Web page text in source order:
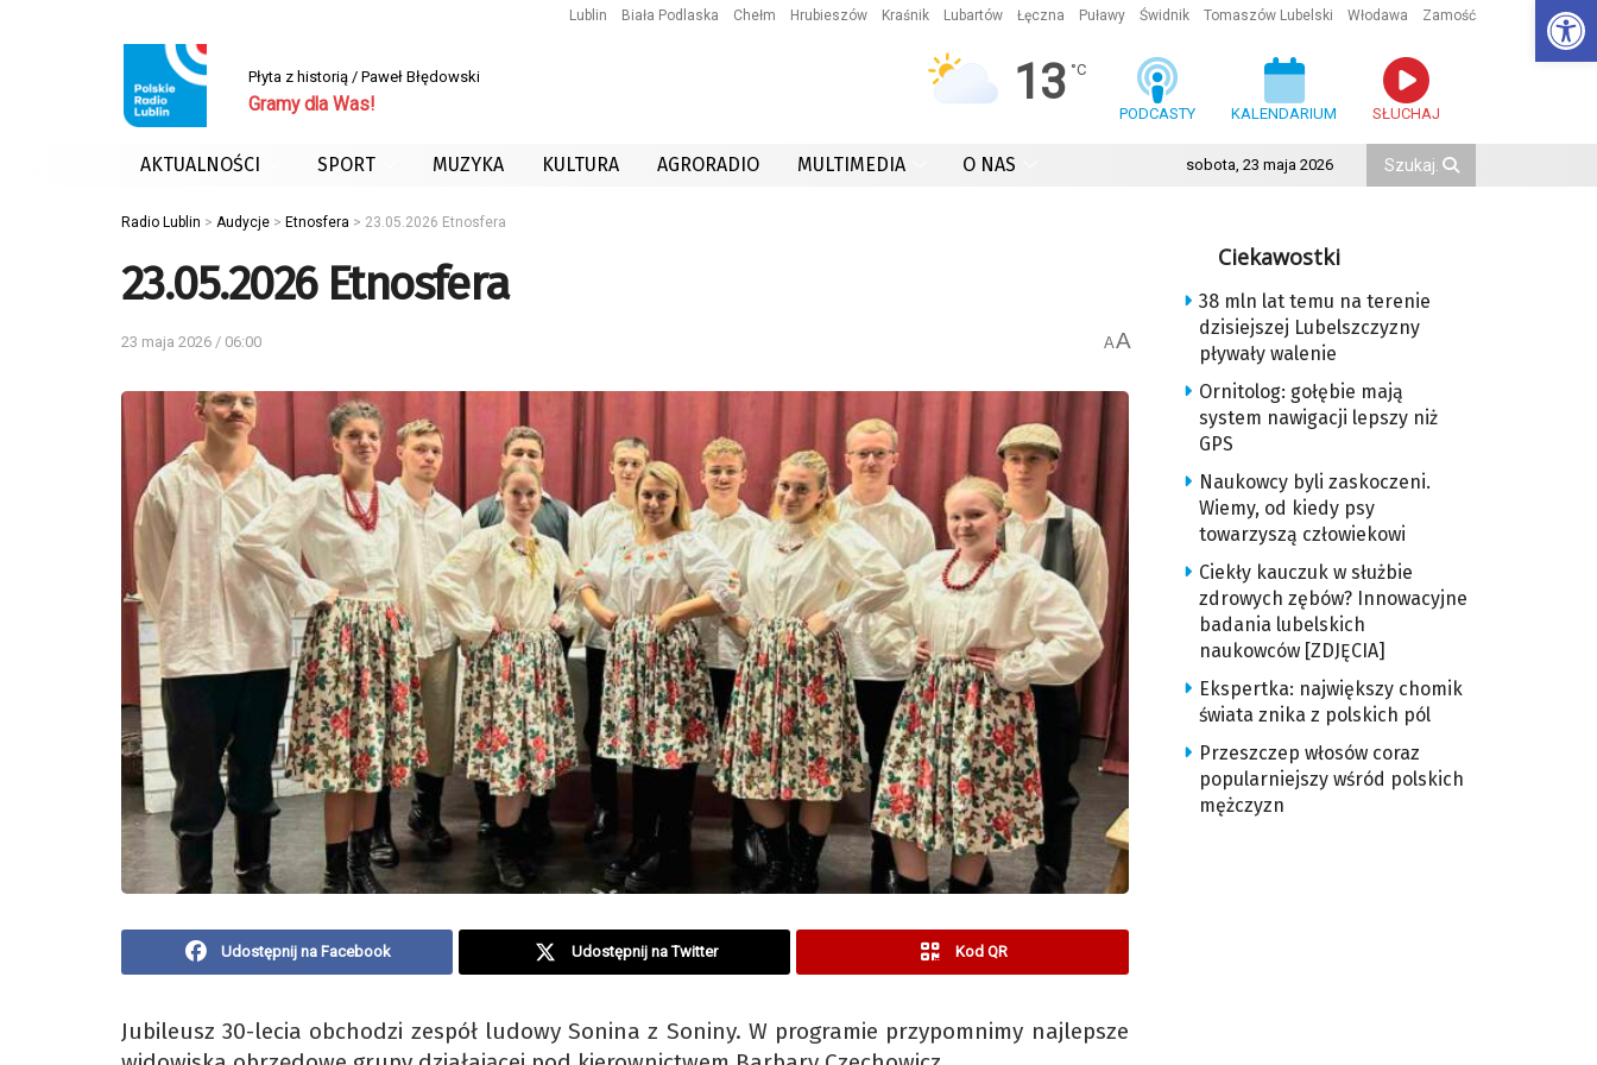
Lublin Biała Podlaska Chełm Hrubieszów Kraśnik Lubartów Łęczna Puławy Świdnik Tomaszów Lubelski Włodawa Zamość
Płyta z historią / Paweł Błędowski
Gramy dla Was! 13 °C
PODCASTY KALENDARIUM SŁUCHAJ
AKTUALNOŚCI SPORT MUZYKA KULTURA AGRORADIO MULTIMEDIA O NAS sobota, 23 maja 2026
Radio Lublin > Audycje > Etnosfera > 23.05.2026 Etnosfera
23.05.2026 Etnosfera
23 maja 2026 / 06:00 AA
Udostępnij na Facebook Udostępnij na Twitter Kod QR
Jubileusz 30-lecia obchodzi zespół ludowy Sonina z Soniny. W programie przypomnimy najlepsze
Ciekawostki
38 mln lat temu na terenie
dzisiejszej Lubelszczyzny
pływały walenie
Ornitolog: gołębie mają
system nawigacji lepszy niż
GPS
Naukowcy byli zaskoczeni.
Wiemy, od kiedy psy
towarzyszą człowiekowi
Ciekły kauczuk w służbie
zdrowych zębów? Innowacyjne
badania lubelskich
naukowców [ZDJĘCIA]
Ekspertka: największy chomik
świata znika z polskich pól
Przeszczep włosów coraz
popularniejszy wśród polskich
mężczyzn